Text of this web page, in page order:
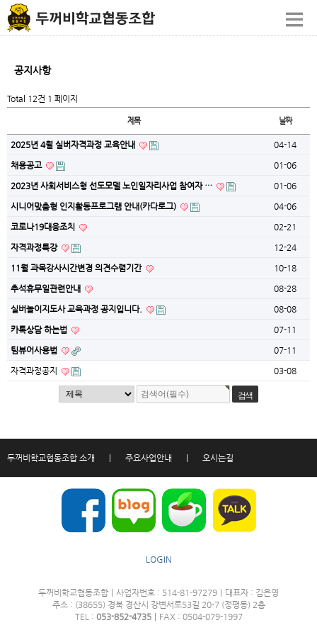
공지사항
Total 12건 1 페이지
제목 날짜
2025년 4월 실버자격과정 교육안내 04-14
채용공고 01-06
2023년 사회서비스형 선도모델 노인일자리사업 참여자 … 01-06
시니어맞춤형 인지활동프로그램 안내(카다로그) 04-06
코로나19대응조치 02-21
자격과정특강 12-24
11월 과목강사시간변경 의견수렴기간 10-18
추석휴무일관련안내 08-28
실버놀이지도사 교육과정 공지입니다. 08-08
카톡상담 하는법 07-11
팀뷰어사용법 07-11
자격과정공지 03-08
두꺼비학교협동조합 소개 주요사업안내 오시는길
LOGIN
두꺼비학교협동조합 사업자번호 : 514-81-97279
대표자 : 김은영
주소 : (38655) 경북 경산시 강변서로53길 20-7 (정평동) 2층
TEL : 053-852-4735 FAX : 0504-079-1997